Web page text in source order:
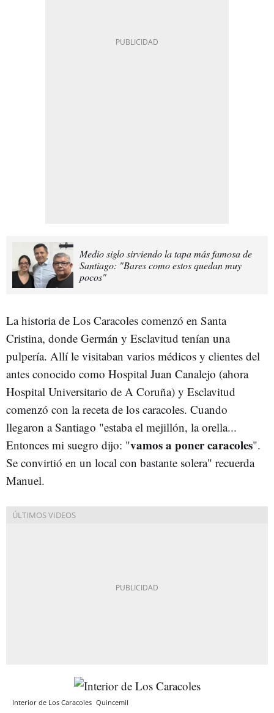
Medio siglo sirviendo la tapa más famosa de
Santiago: "Bares como estos quedan muy
pocos"
La historia de Los Caracoles comenzó en Santa
Cristina, donde Germán y Esclavitud tenían una
pulpería. Allí le visitaban varios médicos y clientes del
antes conocido como Hospital Juan Canalejo (ahora
Hospital Universitario de A Coruña) y Esclavitud
comenzó con la receta de los caracoles. Cuando
llegaron a Santiago "estaba el mejillón, la orella...
Entonces mi suegro dijo: "vamos a poner caracoles".
Se convirtió en un local con bastante solera" recuerda
Manuel.
Interior de Los Caracoles Quincemil